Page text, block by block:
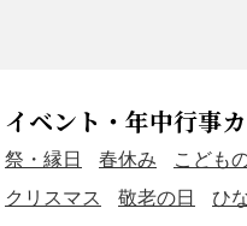
イベント・年中行事
祭・縁日 春休み こども
クリスマス
敬老の日 ひ